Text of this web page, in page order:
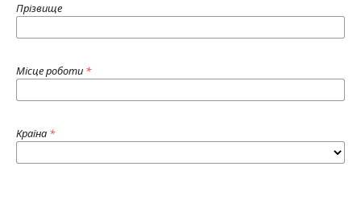
Прізвище
Місце роботи *
Країна *